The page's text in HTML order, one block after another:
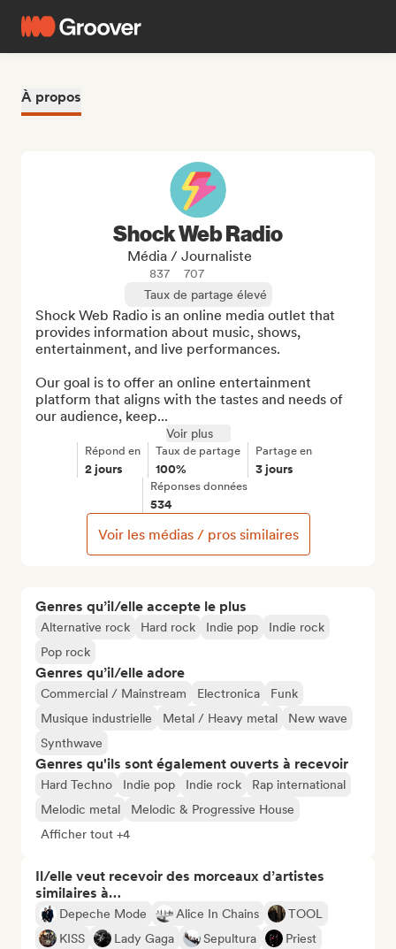
À propos
Genres qu’il/elle accepte le plus
Alternative rock Hard rock Indie pop
Indie rock
Pop rock
Genres qu’il/elle adore
Commercial / Mainstream Electronica
Funk
Musique industrielle
Metal / Heavy metal
New wave
Synthwave
Genres qu'ils sont également ouverts à recevoir
Hard Techno Indie pop Indie rock
Rap international
Melodic metal
Melodic & Progressive House
Afficher tout +4
Il/elle veut recevoir des morceaux d’artistes
similaires à…
Depeche Mode Alice In Chains
TOOL
KISS
Lady Gaga Sepultura
Priest
Shock Web Radio
Média / Journaliste
837
707
Taux de partage élevé
Shock Web Radio is an online media outlet that
provides information about music, shows,
entertainment, and live performances.
Our goal is to offer an online entertainment
platform that aligns with the tastes and needs of
our audience, keep...
Voir plus
Répond en
2 jours
Taux de partage
100%
Partage en
3 jours
Réponses données
534
Voir les médias / pros similaires